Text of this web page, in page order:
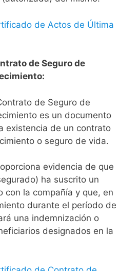
de Actos de Última
de Seguro de
de Seguro de
es un documento
existencia de un contrato
o seguro de vida.
evidencia de que
ha suscrito un
con la compañía y que, en
durante el período de
una indemnización o
designados en la